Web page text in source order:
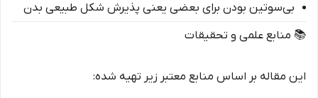
بی‌سوتین بودن برای بعضی یعنی پذیرش شکل طبیعی بدن
📚 منابع علمی و تحقیقات
این مقاله بر اساس منابع معتبر زیر تهیه شده: